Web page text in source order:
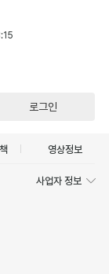
로그인
영상정보
사업자 정보